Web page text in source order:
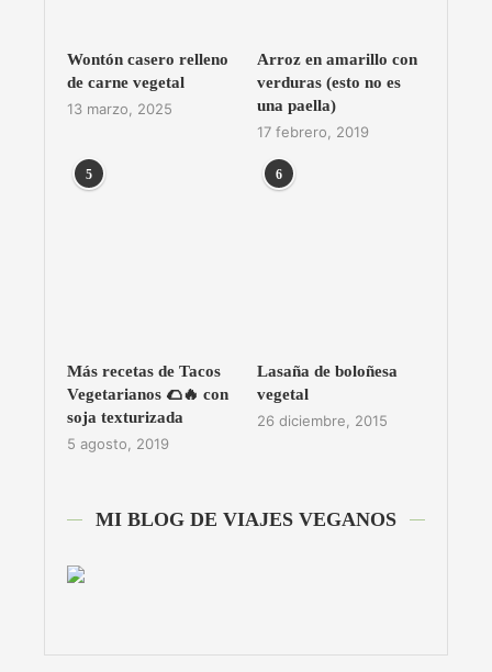
Wontón casero relleno
de carne vegetal
13 marzo, 2025
Arroz en amarillo con
verduras (esto no es
una paella)
17 febrero, 2019
5
Más recetas de Tacos
Vegetarianos 🌮🔥 con
soja texturizada
5 agosto, 2019
6
Lasaña de boloñesa
vegetal
26 diciembre, 2015
MI BLOG DE VIAJES VEGANOS